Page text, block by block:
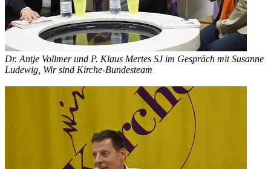
Dr. Antje Vollmer und P. Klaus Mertes SJ im Gespräch mit Susanne
Ludewig, Wir sind Kirche-Bundesteam